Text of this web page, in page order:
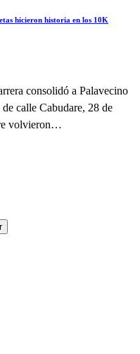
hicieron historia en los 10K
consolidó a Palavecino
calle Cabudare, 28 de
volvieron…